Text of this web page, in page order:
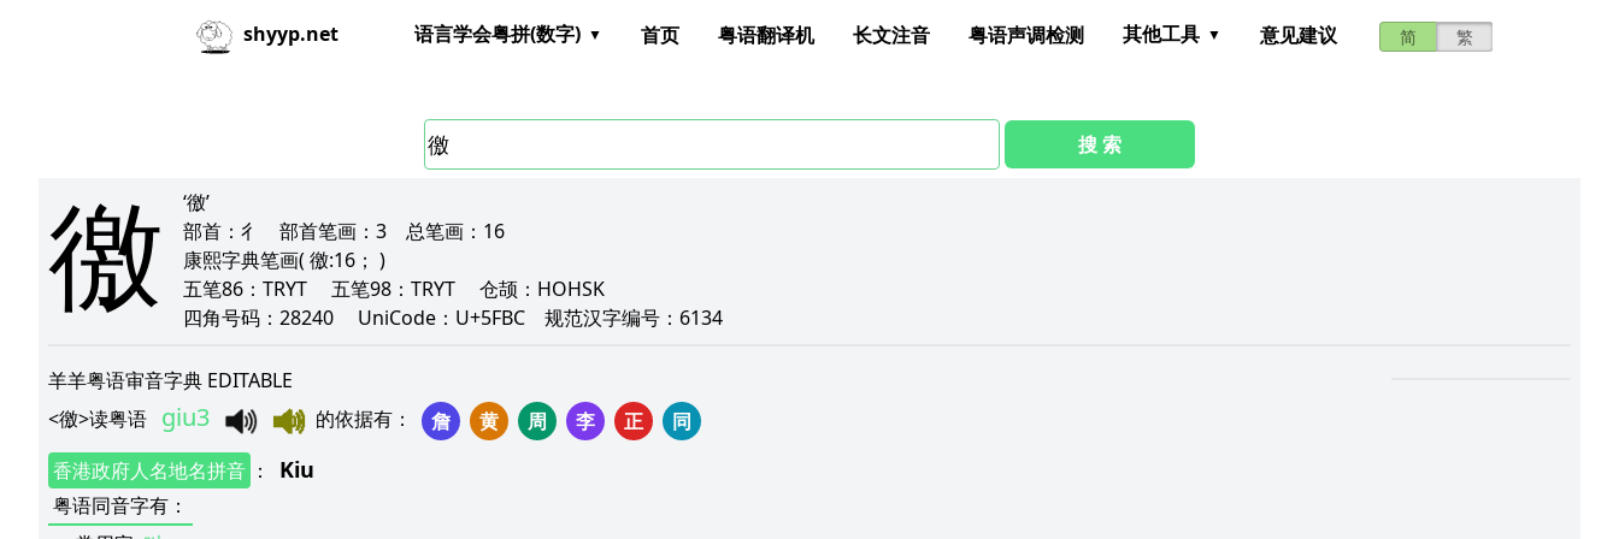
shyyp.net 简 繁
语言学会粤拼(数字) 首页 粤语翻译机 长文注音 粤语声调检测 其他工具 意见建议
搜 索
徼
‘徼’
部首： 彳 部首笔画： 3 总笔画： 16
康熙字典笔画( 徼:16； )
五笔86： TRYT 五笔98： TRYT 仓颉： HOHSK
四角号码： 28240 UniCode： U+5FBC 规范汉字编号： 6134
羊羊粤语审音字典 EDITABLE
<徼>读粤语 giu3 的依据有 ： 詹 黄 周 李 正
同
香港政府人名地名拼音 ： Kiu
粤语同音字有 ：